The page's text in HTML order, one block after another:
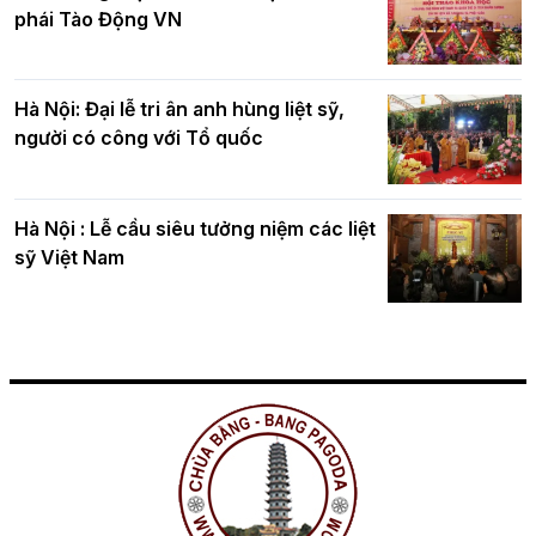
phái Tào Động VN
Hà Nội: Đại lễ tri ân anh hùng liệt sỹ,
người có công với Tổ quốc
Hà Nội : Lễ cầu siêu tưởng niệm các liệt
sỹ Việt Nam